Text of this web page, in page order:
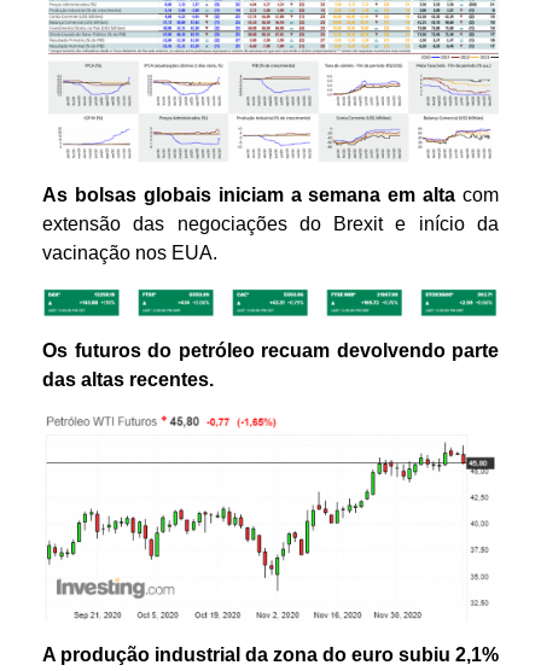
As bolsas globais iniciam a semana em alta com
extensão das negociações do Brexit e início da
vacinação nos EUA.
Os futuros do petróleo recuam devolvendo parte
das altas recentes.
A produção industrial da zona do euro subiu 2,1%